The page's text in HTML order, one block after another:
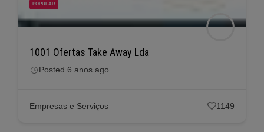
POPULAR
1001 Ofertas Take Away Lda
Posted 6 anos ago
Empresas e Serviços 1149